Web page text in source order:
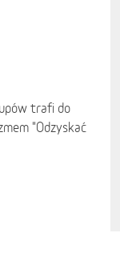
trafi do
"Odzyskać